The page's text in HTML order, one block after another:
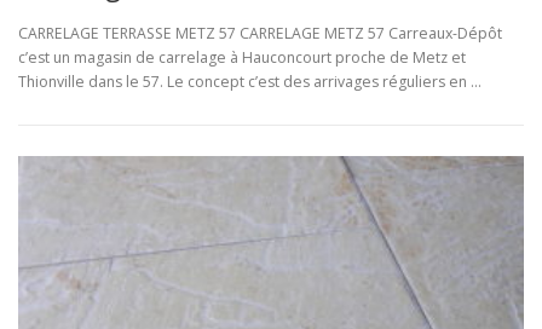
CARRELAGE TERRASSE METZ 57 CARRELAGE METZ 57 Carreaux-Dépôt
c’est un magasin de carrelage à Hauconcourt proche de Metz et
Thionville dans le 57. Le concept c’est des arrivages réguliers en …